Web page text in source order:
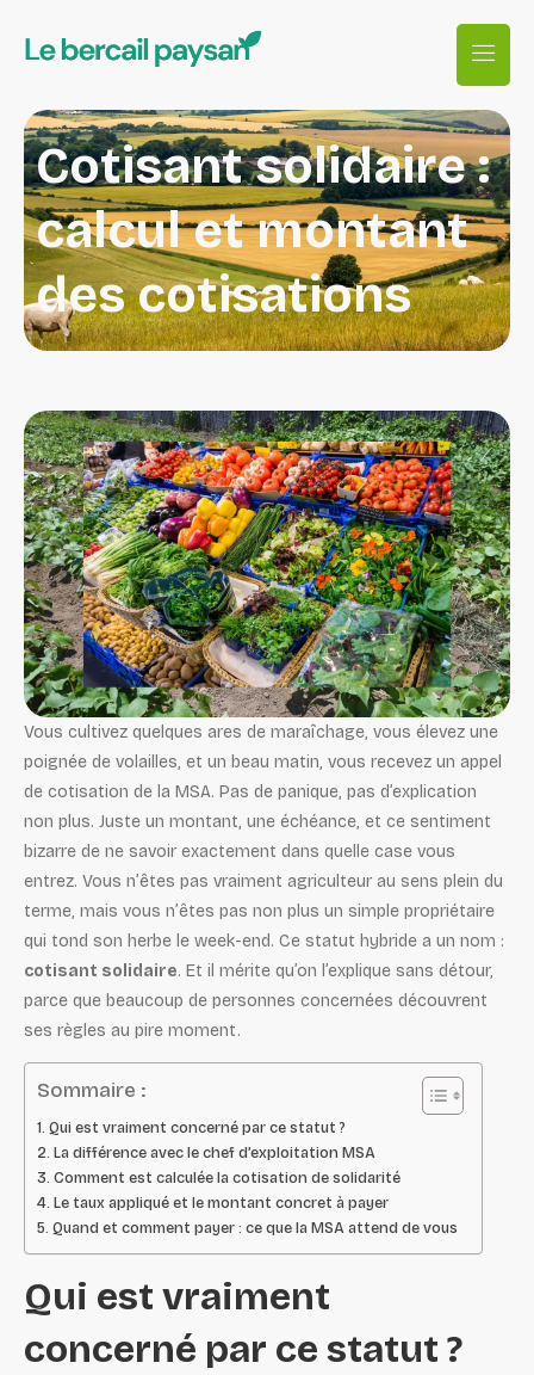
Cotisant solidaire :
calcul et montant
des cotisations
Vous cultivez quelques ares de maraîchage, vous élevez une
poignée de volailles, et un beau matin, vous recevez un appel
de cotisation de la MSA. Pas de panique, pas d’explication
non plus. Juste un montant, une échéance, et ce sentiment
bizarre de ne savoir exactement dans quelle case vous
entrez. Vous n’êtes pas vraiment agriculteur au sens plein du
terme, mais vous n’êtes pas non plus un simple propriétaire
qui tond son herbe le week-end. Ce statut hybride a un nom :
cotisant solidaire. Et il mérite qu’on l’explique sans détour,
parce que beaucoup de personnes concernées découvrent
ses règles au pire moment.
Sommaire :
Qui est vraiment concerné par ce statut ?
La différence avec le chef d’exploitation MSA
Comment est calculée la cotisation de solidarité
Le taux appliqué et le montant concret à payer
Quand et comment payer : ce que la MSA attend de vous
Qui est vraiment
concerné par ce statut ?